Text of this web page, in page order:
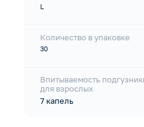
L
Количество в упаковке
30
Впитываемость
для взрослых
7 капель